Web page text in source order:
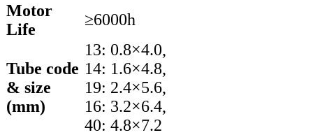
Motor
Life
≥6000h
Tube code
& size
(mm)
13: 0.8×4.0,
14: 1.6×4.8,
19: 2.4×5.6,
16: 3.2×6.4,
40: 4.8×7.2